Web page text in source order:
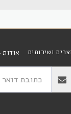
ושירותים אודות